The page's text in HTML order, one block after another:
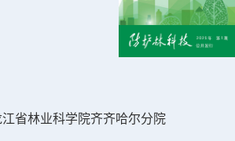
省林业科学院齐齐哈尔分院